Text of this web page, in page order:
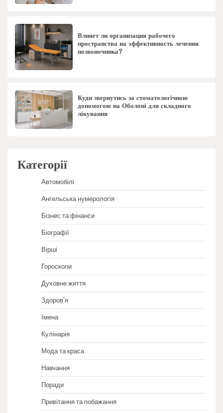
Влияет ли организация рабочего
пространства на эффективность лечения
позвоночника?
Куди звернутись за стоматологічною
допомогою на Оболоні для складного
лікування
Категорії
Автомобілі
Ангельська нумерологія
Бізнес та фінанси
Біографії
Вірші
Гороскопи
Духовне життя
Здоров'я
Імена
Кулінарія
Мода та краса
Навчання
Поради
Привітання та побажання